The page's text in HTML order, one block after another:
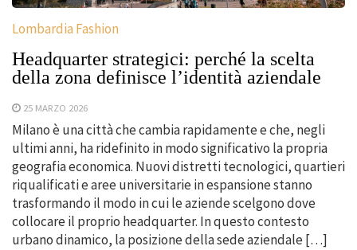
Lombardia Fashion
Headquarter strategici: perché la scelta
della zona definisce l’identità aziendale
25 MARZO 2026
Milano è una città che cambia rapidamente e che, negli
ultimi anni, ha ridefinito in modo significativo la propria
geografia economica. Nuovi distretti tecnologici, quartieri
riqualificati e aree universitarie in espansione stanno
trasformando il modo in cui le aziende scelgono dove
collocare il proprio headquarter. In questo contesto
urbano dinamico, la posizione della sede aziendale […]